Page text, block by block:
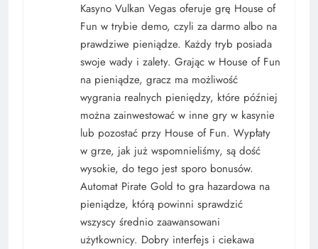
Kasyno Vulkan Vegas oferuje grę House of
Fun w trybie demo, czyli za darmo albo na
prawdziwe pieniądze. Każdy tryb posiada
swoje wady i zalety. Grając w House of Fun
na pieniądze, gracz ma możliwość
wygrania realnych pieniędzy, które później
można zainwestować w inne gry w kasynie
lub pozostać przy House of Fun. Wypłaty
w grze, jak już wspomnieliśmy, są dość
wysokie, do tego jest sporo bonusów.
Automat Pirate Gold to gra hazardowa na
pieniądze, którą powinni sprawdzić
wszyscy średnio zaawansowani
użytkownicy. Dobry interfejs i ciekawa